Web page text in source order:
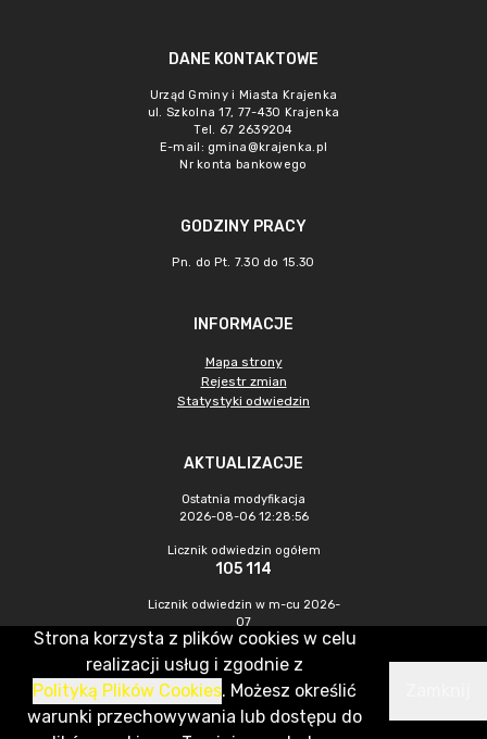
DANE KONTAKTOWE
Urząd Gminy i Miasta Krajenka
ul. Szkolna 17, 77-430 Krajenka
Tel. 67 2639204
E-mail: gmina@krajenka.pl
Nr konta bankowego
GODZINY PRACY
Pn. do Pt. 7.30 do 15.30
INFORMACJE
Mapa strony
Rejestr zmian
Statystyki odwiedzin
AKTUALIZACJE
Ostatnia modyfikacja
2026-08-06 12:28:56
Licznik odwiedzin ogółem
105 114
Licznik odwiedzin w m-cu 2026-
07
490
CMS & Hosting: Nefeni Sp. z o.o.
Strona korzysta z plików cookies w celu
realizacji usług i zgodnie z
Polityką Plików Cookies. Możesz określić
warunki przechowywania lub dostępu do